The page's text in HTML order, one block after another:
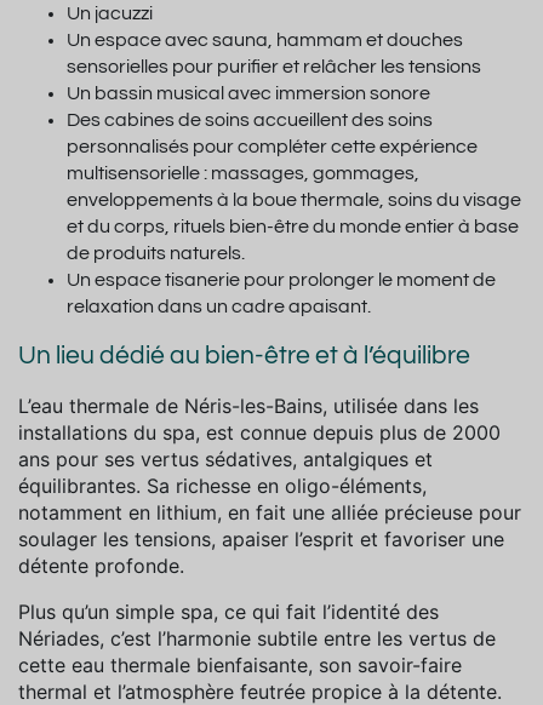
Un jacuzzi
Un espace avec sauna, hammam et douches
sensorielles pour purifier et relâcher les tensions
Un bassin musical avec immersion sonore
Des cabines de soins accueillent des soins
personnalisés pour compléter cette expérience
multisensorielle : massages, gommages,
enveloppements à la boue thermale, soins du visage
et du corps, rituels bien-être du monde entier à base
de produits naturels.
Un espace tisanerie pour prolonger le moment de
relaxation dans un cadre apaisant.
Un lieu dédié au bien-être et à l’équilibre
L’eau thermale de Néris-les-Bains, utilisée dans les
installations du spa, est connue depuis plus de 2000
ans pour ses vertus sédatives, antalgiques et
équilibrantes. Sa richesse en oligo-éléments,
notamment en lithium, en fait une alliée précieuse pour
soulager les tensions, apaiser l’esprit et favoriser une
détente profonde.
Plus qu’un simple spa, ce qui fait l’identité des
Nériades, c’est l’harmonie subtile entre les vertus de
cette eau thermale bienfaisante, son savoir-faire
thermal et l’atmosphère feutrée propice à la détente.